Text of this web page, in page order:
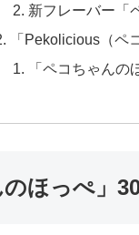
新フレーバー「
「Pekolicious（ペ
「ペコちゃんの
のほっぺ」